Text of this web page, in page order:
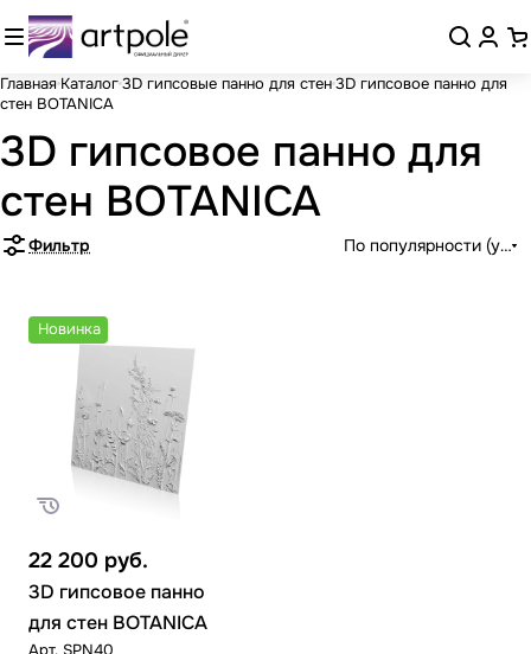
Главная Каталог3D гипсовые панно для стен3D гипсовое панно для
стен BOTANICA
3D гипсовое панно для
стен BOTANICA
Фильтр По популярности
Новинка
22 200 руб.
3D гипсовое панно
для стен BOTANICA